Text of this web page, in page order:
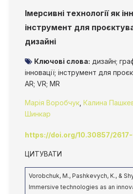
Імерсивні технології як
інструмент для
дизайні
Ключові слова: дизайн;
інновації; інструмент для
AR; VR; MR
Марія Воробчук Калина
Шинкар
https://doi.org/10.30857/
ЦИТУВАТИ
Vorobchuk, M., Pashkevych, K., &
Immersive technologies as an